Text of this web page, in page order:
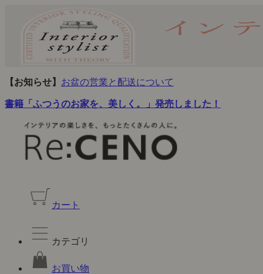
【お知らせ】 お盆の営業と配送について
書籍「ふつうのお家を、美しく。」発売しました！
カート
カテゴリ
お買い物